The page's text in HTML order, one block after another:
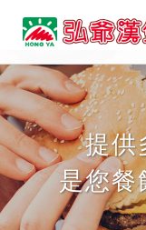
弘
爺
國
際
企
業
股
份
有
我
要
加
盟
提供
是您餐